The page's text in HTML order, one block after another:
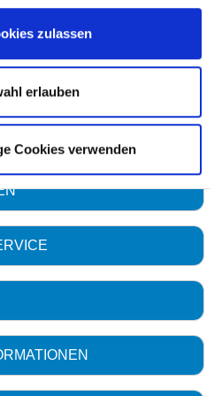
zulassen
erlauben
Cookies verwenden
Universität Tübingen